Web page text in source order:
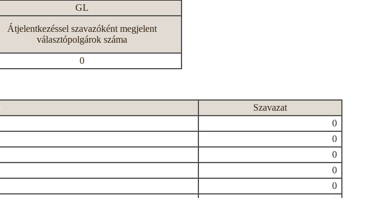
GL
Átjelentkezéssel szavazóként megjelent
választópolgárok száma
0
Szavazat
0
0
0
0
0